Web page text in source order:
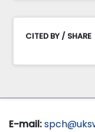
CITED BY / SHARE
E-mail: